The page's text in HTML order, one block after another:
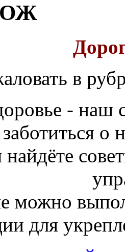
в
- наш
о
найдёте
можно
для